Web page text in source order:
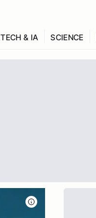
TECH & IA SCIENCE